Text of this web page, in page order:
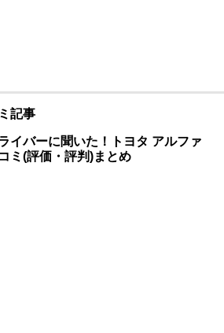
記事
イバーに聞いた！トヨタ アルファ
ミ(評価・評判)まとめ